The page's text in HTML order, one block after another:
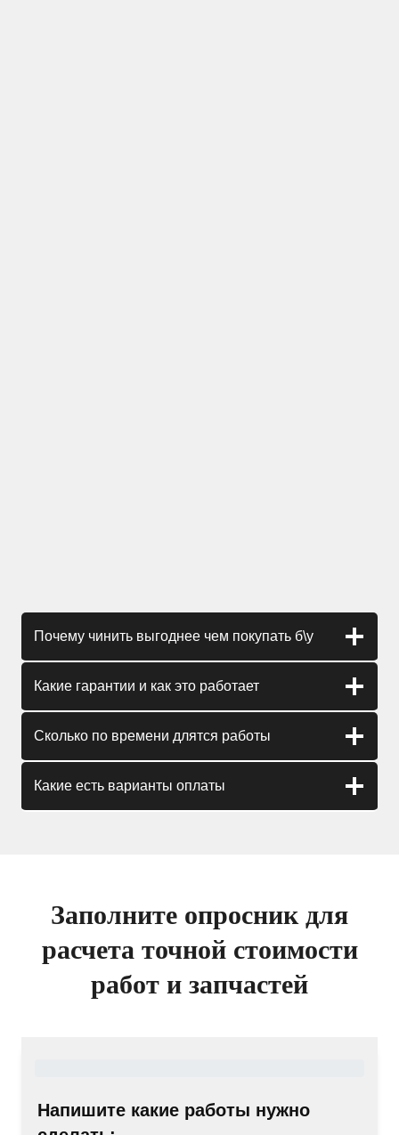
Почему чинить выгоднее чем покупать б\у
Какие гарантии и как это работает
Сколько по времени длятся работы
Какие есть варианты оплаты
Заполните опросник для
расчета точной стоимости
работ и запчастей
Напишите какие работы нужно